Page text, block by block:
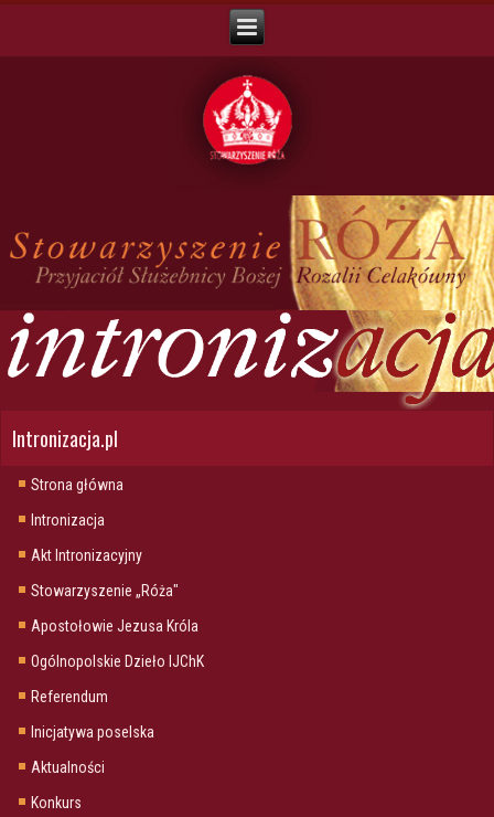
Intronizacja.pl
Strona główna
Intronizacja
Akt Intronizacyjny
Stowarzyszenie „Róża"
Apostołowie Jezusa Króla
Ogólnopolskie Dzieło IJChK
Referendum
Inicjatywa poselska
Aktualności
Konkurs